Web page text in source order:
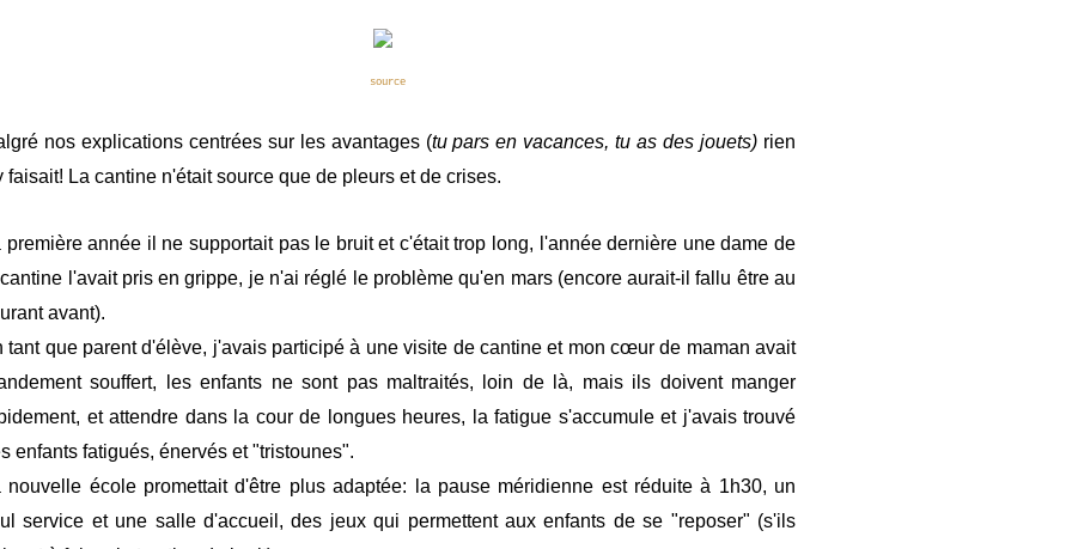
source
nos explications centrées sur les avantages (tu pars en vacances, tu as des jouets) rien
faisait! La cantine n'était source que de pleurs et de crises.
première année il ne supportait pas le bruit et c'était trop long, l'année dernière une dame de
l'avait pris en grippe, je n'ai réglé le problème qu'en mars (encore aurait-il fallu être au
avant).
tant que parent d'élève, j'avais participé à une visite de cantine et mon cœur de maman avait
souffert, les enfants ne sont pas maltraités, loin de là, mais ils doivent manger
et attendre dans la cour de longues heures, la fatigue s'accumule et j'avais trouvé
enfants fatigués, énervés et "tristounes".
nouvelle école promettait d'être plus adaptée: la pause méridienne est réduite à 1h30, un
service et une salle d'accueil, des jeux qui permettent aux enfants de se "reposer" (s'ils